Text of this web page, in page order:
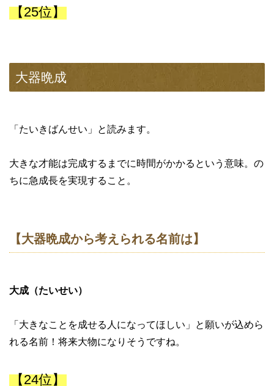
【25位】
大器晩成
「たいきばんせい」と読みます。
大きな才能は完成するまでに時間がかかるという意味。の
ちに急成長を実現すること。
【大器晩成から考えられる名前は】
大成（たいせい）
「大きなことを成せる人になってほしい」と願いが込めら
れる名前！将来大物になりそうですね。
【24位】